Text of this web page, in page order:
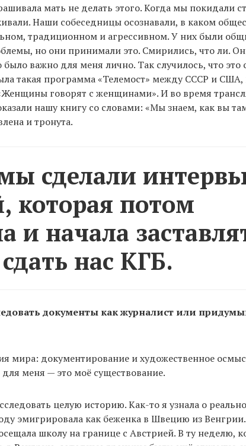
мать не делать этого. Когда мы покидали
Наши собеседницы осознавали, в каком
традиционном и агрессивном. У них были
но они принимали это. Смирились, что ли.
важно для меня лично. Так случилось, что это
такая программа «Телемост» между СССР и США,
говорят с женщинами». И во время
нашу книгу со словами: «Мы знаем, как вы
и тронута.
сделали
потом
и начала
нас КГБ.
документы как журналист или
мира: документирование и художественное
для меня — это моё существование.
целую историю. Как-то я узнала о
эмигрировала как беженка в Швецию из
школу на границе с Австрией. В ту неделю,